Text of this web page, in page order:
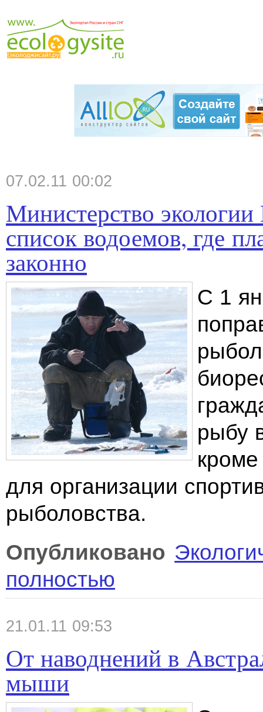
07.02.11 00:02
Министерство
список водоемов, где
законно
С 1
рыбу
для организации
рыболовства.
Опубликовано
полностью
21.01.11 09:53
От наводнений в
мыши